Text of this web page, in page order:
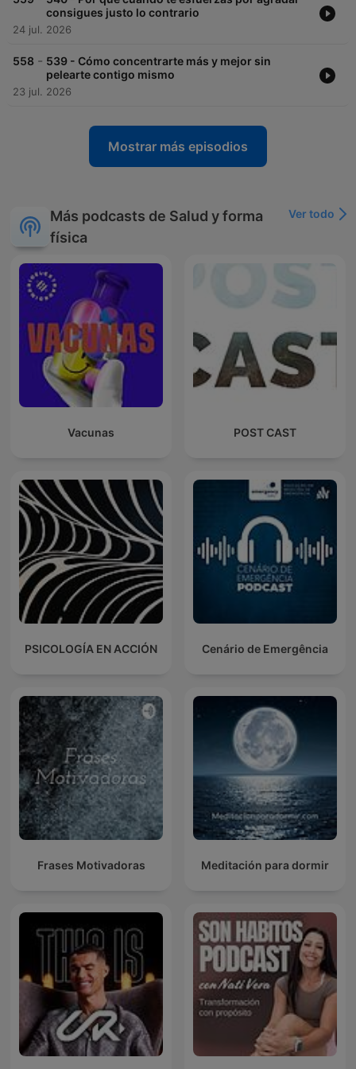
¿Te apuntas?
https://www.spreaker.com/podcast/ideas-para-vivir-mejor-
-5343176/support.
consigues justo lo contrario
24 jul. 2026
558 - 539 - Cómo concentrarte más y mejor sin
pelearte contigo mismo
23 jul. 2026
Mostrar más episodios
Más podcasts de Salud y forma
física
Ver todo
Vacunas POST CAST
PSICOLOGÍA EN ACCIÓN Cenário de Emergência
Frases Motivadoras Meditación para dormir